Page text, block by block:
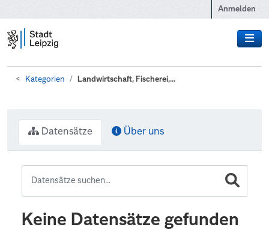
Anmelden
Kategorien Landwirtschaft, Fischerei,...
Datensätze Über uns
Keine Datensätze gefunden